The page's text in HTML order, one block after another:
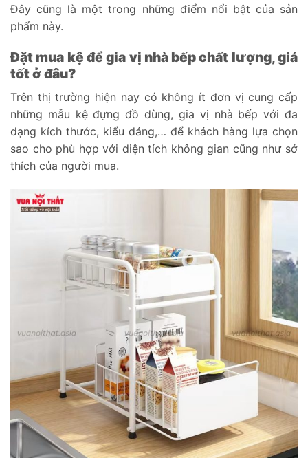
Đây cũng là một trong những điểm nổi bật của sản
phẩm này.
Đặt mua kệ để gia vị nhà bếp chất lượng, giá
tốt ở đâu?
Trên thị trường hiện nay có không ít đơn vị cung cấp
những mẫu kệ đựng đồ dùng, gia vị nhà bếp với đa
dạng kích thước, kiểu dáng,… để khách hàng lựa chọn
sao cho phù hợp với diện tích không gian cũng như sở
thích của người mua.